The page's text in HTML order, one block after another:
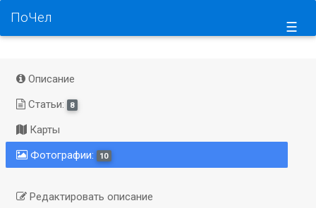
☰
ПоЧел
Описание
Статьи:
8
Карты
Фотографии:
10
Редактировать описание